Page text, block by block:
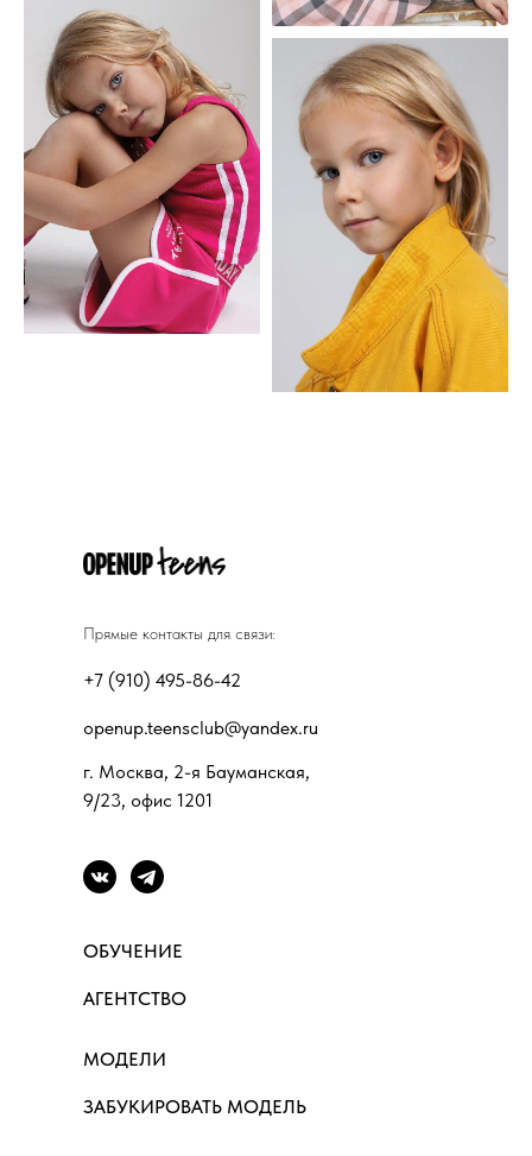
г. Москва, 2-я Бауманская,
9/23, офис 1201
+7 (910) 495-86-42
openup.teensclub@yandex.ru
Прямые контакты для связи:
ОБУЧЕНИЕ
МОДЕЛИ
АГЕНТСТВО
ЗАБУКИРОВАТЬ МОДЕЛЬ